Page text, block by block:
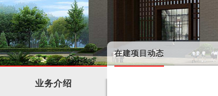
在建项目动态
业务介绍